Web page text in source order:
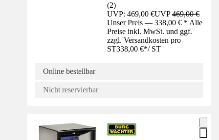
(2)
UVP: 469,00 €UVP469,00 €
Unser Preis — 338,00 € * Alle
Preise inkl. MwSt. und ggf.
zzgl. Versandkosten pro
ST338,00 €*/ ST
Online bestellbar
Nicht reservierbar